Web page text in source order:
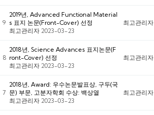
9
2019년, Advanced Functional Material
s 표지 논문(Front-Cover) 선정
최고관리자 2023-03-23
최고관리자
8
2018년, Science Advances 표지논문(F
ront-Cover) 선정
최고관리자 2023-03-23
최고관리자
7
2018년, Award: 우수논문발표상, 구두(국
문) 부문, 고분자학회 수상: 백상열
최고관리자 2023-03-23
최고관리자